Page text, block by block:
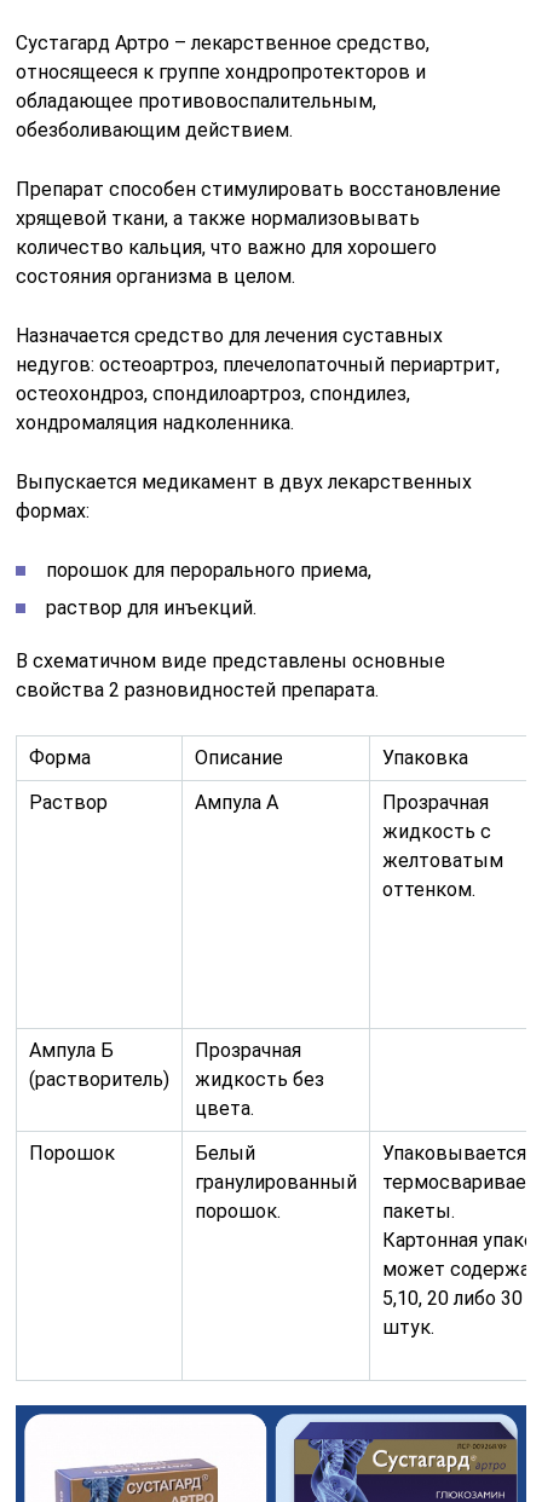
Сустагард Артро – лекарственное средство,
относящееся к группе хондропротекторов и
обладающее противовоспалительным,
обезболивающим действием.
Препарат способен стимулировать восстановление
хрящевой ткани, а также нормализовывать
количество кальция, что важно для хорошего
состояния организма в целом.
Назначается средство для лечения суставных
недугов: остеоартроз, плечелопаточный периартрит,
остеохондроз, спондилоартроз, спондилез,
хондромаляция надколенника.
Выпускается медикамент в двух лекарственных
формах:
порошок для перорального приема,
раствор для инъекций.
В схематичном виде представлены основные
свойства 2 разновидностей препарата.
Форма Описание
Упаковка
Раствор
Ампула А
Прозрачная
жидкость с
желтоватым
оттенком.
Ампула Б
(растворитель)
Прозрачная
жидкость без
цвета.
Порошок
Белый
гранулированный
порошок.
Упаковывается
пакеты.
Картонная
может
5,10, 20 либо 30
штук.